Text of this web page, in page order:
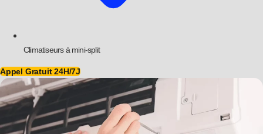
Climatiseurs à mini-split
Appel Gratuit 24H/7J